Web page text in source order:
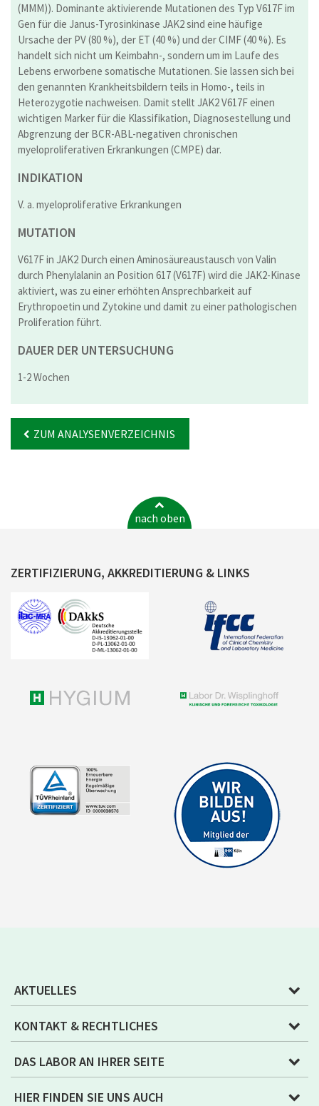
(MMM)). Dominante aktivierende Mutationen des Typ V617F im
Gen für die Janus-Tyrosinkinase JAK2 sind eine häufige
Ursache der PV (80 %), der ET (40 %) und der CIMF (40 %). Es
handelt sich nicht um Keimbahn-, sondern um im Laufe des
Lebens erworbene somatische Mutationen. Sie lassen sich bei
den genannten Krankheitsbildern teils in Homo-, teils in
Heterozygotie nachweisen. Damit stellt JAK2 V617F einen
wichtigen Marker für die Klassifikation, Diagnosestellung und
Abgrenzung der BCR-ABL-negativen chronischen
myeloproliferativen Erkrankungen (CMPE) dar.
INDIKATION
V. a. myeloproliferative Erkrankungen
MUTATION
V617F in JAK2 Durch einen Aminosäureaustausch von Valin
durch Phenylalanin an Position 617 (V617F) wird die JAK2-Kinase
aktiviert, was zu einer erhöhten Ansprechbarkeit auf
Erythropoetin und Zytokine und damit zu einer pathologischen
Proliferation führt.
DAUER DER UNTERSUCHUNG
1-2 Wochen
ZUM ANALYSENVERZEICHNIS
nach oben
ZERTIFIZIERUNG, AKKREDITIERUNG & LINKS
AKTUELLES
KONTAKT & RECHTLICHES
DAS LABOR AN IHRER SEITE
HIER FINDEN SIE UNS AUCH